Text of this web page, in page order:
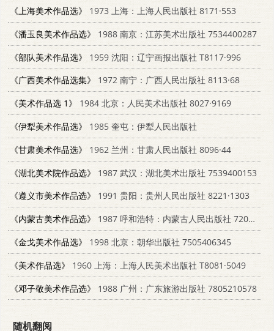
《上海美术作品选》
1973 上海：上海人民出版社 8171·553
《潘玉良美术作品选》
1988 南京：江苏美术出版社 7534400287
《部队美术作品选》
1959 沈阳：辽宁画报出版社 T8117·996
《广西美术作品选集》
1972 南宁：广西人民出版社 8113·68
《美术作品选 1》
1984 北京：人民美术出版社 8027·9169
《伊犁美术作品选》
1985 奎屯：伊犁人民出版社
《甘肃美术作品选》
1962 兰州：甘肃人民出版社 8096·44
《湖北美术院作品选》
1987 武汉：湖北美术出版社 7539400153
《遵义市美术作品选》
1991 贵阳：贵州人民出版社 8221·1303
《内蒙古美术作品选》
1987 呼和浩特：内蒙古人民出版社 7204001028
《金戈美术作品选》
1998 北京：朝华出版社 7505406345
《美术作品选》
1960 上海：上海人民美术出版社 T8081·5049
《邓子敬美术作品选》
1988 广州：广东旅游出版社 7805210578
随机翻阅